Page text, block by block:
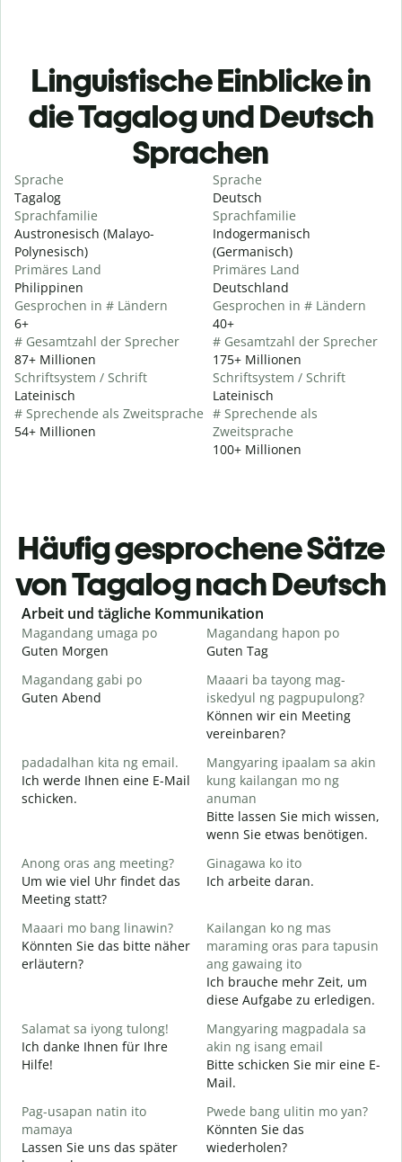
Linguistische Einblicke in
die Tagalog und Deutsch
Sprachen
Sprache
Tagalog
Sprachfamilie
Austronesisch (Malayo-
Polynesisch)
Primäres Land
Philippinen
Gesprochen in # Ländern
6+
# Gesamtzahl der Sprecher
87+ Millionen
Schriftsystem / Schrift
Lateinisch
# Sprechende als Zweitsprache
54+ Millionen
Sprache
Deutsch
Sprachfamilie
Indogermanisch
(Germanisch)
Primäres Land
Deutschland
Gesprochen in # Ländern
40+
# Gesamtzahl der Sprecher
175+ Millionen
Schriftsystem / Schrift
Lateinisch
# Sprechende als
Zweitsprache
100+ Millionen
Häufig gesprochene Sätze
von Tagalog nach Deutsch
Slide 1 of 6
Arbeit und tägliche Kommunikation
Magandang umaga po
Guten Morgen
Magandang hapon po
Guten Tag
Magandang gabi po
Guten Abend
Maaari ba tayong mag-
iskedyul ng pagpupulong?
Können wir ein Meeting
vereinbaren?
padadalhan kita ng email.
Ich werde Ihnen eine E-Mail
schicken.
Mangyaring ipaalam sa akin
kung kailangan mo ng
anuman
Bitte lassen Sie mich wissen,
wenn Sie etwas benötigen.
Anong oras ang meeting?
Um wie viel Uhr findet das
Meeting statt?
Ginagawa ko ito
Ich arbeite daran.
Maaari mo bang linawin?
Könnten Sie das bitte näher
erläutern?
Kailangan ko ng mas
maraming oras para tapusin
ang gawaing ito
Ich brauche mehr Zeit, um
diese Aufgabe zu erledigen.
Salamat sa iyong tulong!
Ich danke Ihnen für Ihre
Hilfe!
Mangyaring magpadala sa
akin ng isang email
Bitte schicken Sie mir eine E-
Mail.
Pag-usapan natin ito
mamaya
Lassen Sie uns das später
Pwede bang ulitin mo yan?
Könnten Sie das
wiederholen?